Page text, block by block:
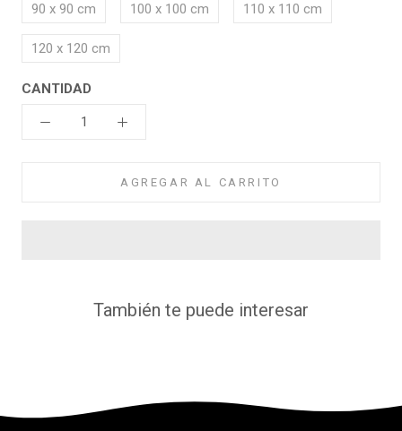
90 x 90 cm 100 x 100 cm 110 x 110 cm
120 x 120 cm
CANTIDAD
AGREGAR AL CARRITO
También te puede interesar